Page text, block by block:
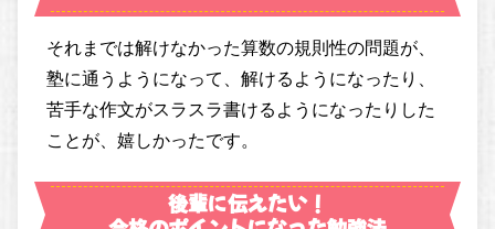
それまでは解けなかった算数の規則性の問題が、
塾に通うようになって、解けるようになったり、
苦手な作文がスラスラ書けるようになったりした
ことが、嬉しかったです。
後輩に伝えたい！